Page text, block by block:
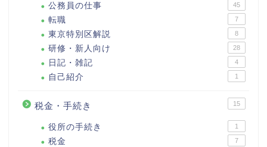
公務員の仕事 45
転職 7
東京特別区解説 8
研修・新人向け 28
日記・雑記 4
自己紹介 1
税金・手続き 15
役所の手続き 1
税金 7